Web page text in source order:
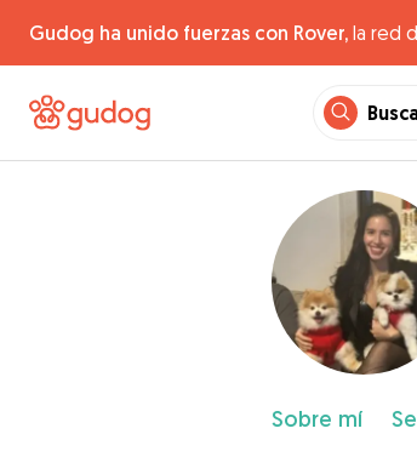
Gudog ha unido fuerzas con Rover, la red
Sobre mí